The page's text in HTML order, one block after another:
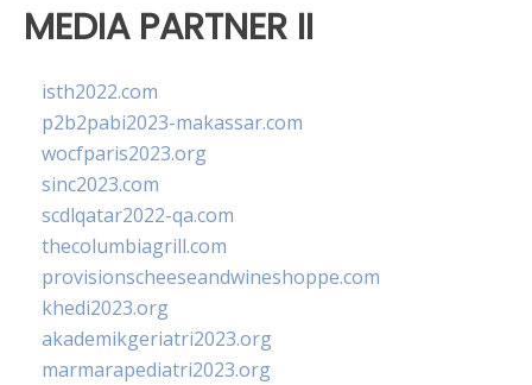
MEDIA PARTNER II
isth2022.com
p2b2pabi2023-makassar.com
wocfparis2023.org
sinc2023.com
scdlqatar2022-qa.com
thecolumbiagrill.com
provisionscheeseandwineshoppe.com
khedi2023.org
akademikgeriatri2023.org
marmarapediatri2023.org